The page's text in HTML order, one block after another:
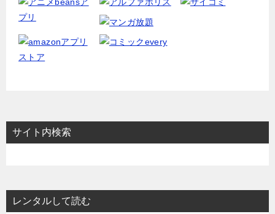
サイト内検索
レンタルして読む